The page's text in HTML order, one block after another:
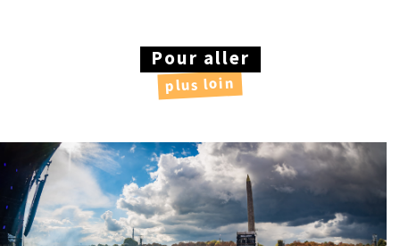
Pour aller
plus loin